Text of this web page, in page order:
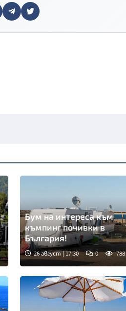
Бум на интереса към
къмпинг почивки в
България!
26 август | 17:30 0 788